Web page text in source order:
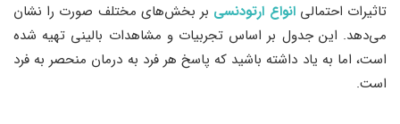
تاثیرات احتمالیانواع ارتودنسی بر بخش‌های مختلف صورت را نشان
می‌دهد. این جدول بر اساس تجربیات و مشاهدات بالینی تهیه شده
است، اما به یاد داشته باشید که پاسخ هر فرد به درمان منحصر به فرد
است.